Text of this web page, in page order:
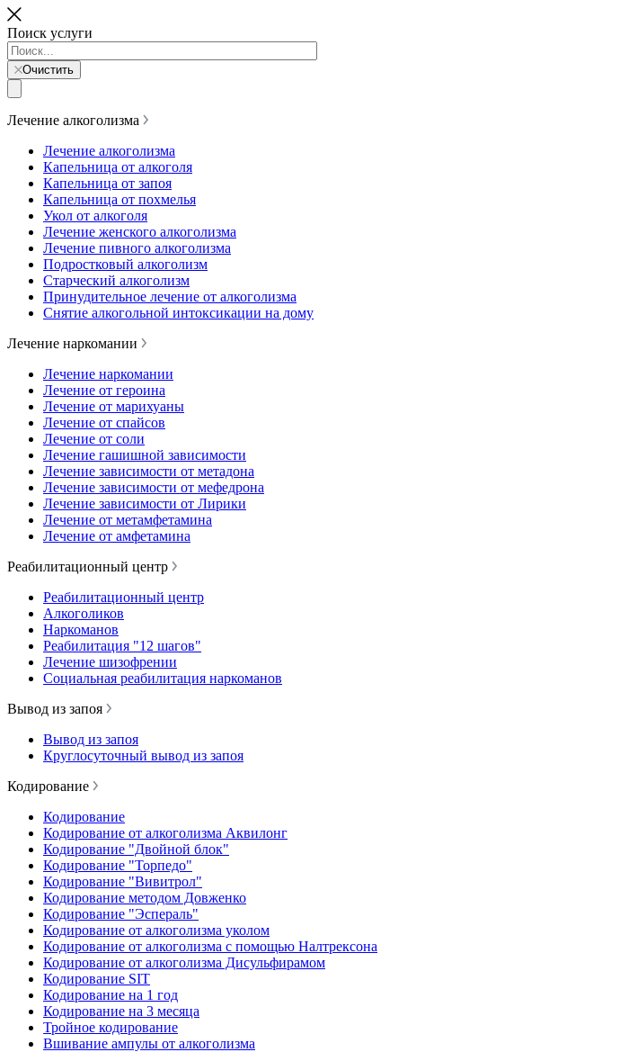
Поиск услуги
Очистить
Лечение алкоголизма
Лечение алкоголизма
Капельница от алкоголя
Капельница от запоя
Капельница от похмелья
Укол от алкоголя
Лечение женского алкоголизма
Лечение пивного алкоголизма
Подростковый алкоголизм
Старческий алкоголизм
Принудительное лечение от алкоголизма
Снятие алкогольной интоксикации на дому
Лечение наркомании
Лечение наркомании
Лечение от героина
Лечение от марихуаны
Лечение от спайсов
Лечение от соли
Лечение гашишной зависимости
Лечение зависимости от метадона
Лечение зависимости от мефедрона
Лечение зависимости от Лирики
Лечение от метамфетамина
Лечение от амфетамина
Реабилитационный центр
Реабилитационный центр
Алкоголиков
Наркоманов
Реабилитация "12 шагов"
Лечение шизофрении
Социальная реабилитация наркоманов
Вывод из запоя
Вывод из запоя
Круглосуточный вывод из запоя
Кодирование
Кодирование
Кодирование от алкоголизма Аквилонг
Кодирование "Двойной блок"
Кодирование "Торпедо"
Кодирование "Вивитрол"
Кодирование методом Довженко
Кодирование "Эспераль"
Кодирование от алкоголизма уколом
Кодирование от алкоголизма с помощью Налтрексона
Кодирование от алкоголизма Дисульфирамом
Кодирование SIT
Кодирование на 1 год
Кодирование на 3 месяца
Тройное кодирование
Вшивание ампулы от алкоголизма